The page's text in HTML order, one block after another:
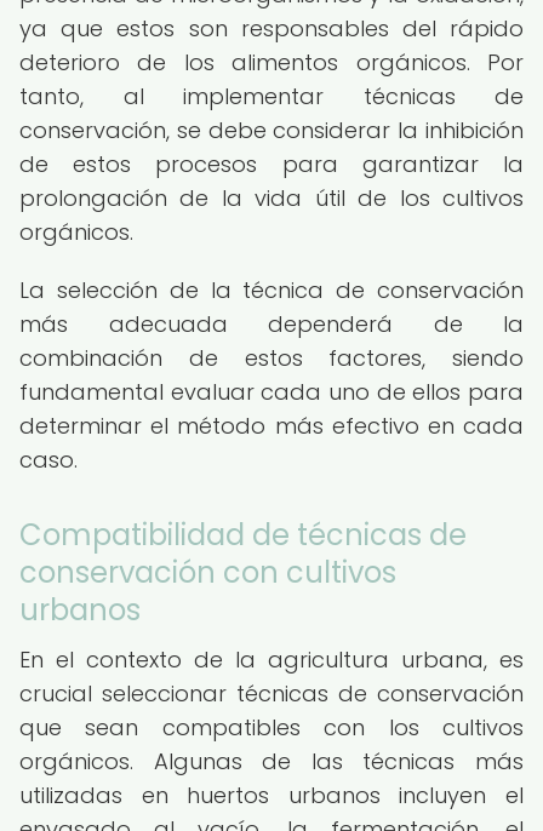
ya que estos son responsables del rápido
deterioro de los alimentos orgánicos. Por
tanto, al implementar técnicas de
conservación, se debe considerar la inhibición
de estos procesos para garantizar la
prolongación de la vida útil de los cultivos
orgánicos.
La selección de la técnica de conservación
más adecuada dependerá de la
combinación de estos factores, siendo
fundamental evaluar cada uno de ellos para
determinar el método más efectivo en cada
caso.
Compatibilidad de técnicas de
conservación con cultivos
urbanos
En el contexto de la agricultura urbana, es
crucial seleccionar técnicas de conservación
que sean compatibles con los cultivos
orgánicos. Algunas de las técnicas más
utilizadas en huertos urbanos incluyen el